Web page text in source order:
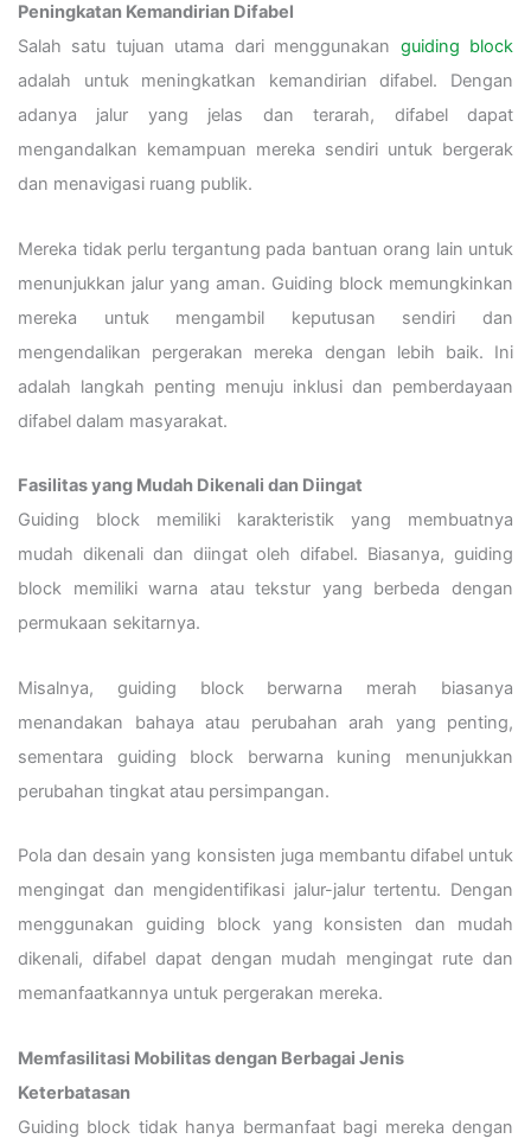
Peningkatan Kemandirian Difabel
Salah satu tujuan utama dari menggunakan guiding block
adalah untuk meningkatkan kemandirian difabel. Dengan
adanya jalur yang jelas dan terarah, difabel dapat
mengandalkan kemampuan mereka sendiri untuk bergerak
dan menavigasi ruang publik.
Mereka tidak perlu tergantung pada bantuan orang lain untuk
menunjukkan jalur yang aman. Guiding block memungkinkan
mereka untuk mengambil keputusan sendiri dan
mengendalikan pergerakan mereka dengan lebih baik. Ini
adalah langkah penting menuju inklusi dan pemberdayaan
difabel dalam masyarakat.
Fasilitas yang Mudah Dikenali dan Diingat
Guiding block memiliki karakteristik yang membuatnya
mudah dikenali dan diingat oleh difabel. Biasanya, guiding
block memiliki warna atau tekstur yang berbeda dengan
permukaan sekitarnya.
Misalnya, guiding block berwarna merah biasanya
menandakan bahaya atau perubahan arah yang penting,
sementara guiding block berwarna kuning menunjukkan
perubahan tingkat atau persimpangan.
Pola dan desain yang konsisten juga membantu difabel untuk
mengingat dan mengidentifikasi jalur-jalur tertentu. Dengan
menggunakan guiding block yang konsisten dan mudah
dikenali, difabel dapat dengan mudah mengingat rute dan
memanfaatkannya untuk pergerakan mereka.
Memfasilitasi Mobilitas dengan Berbagai Jenis
Keterbatasan
Guiding block tidak hanya bermanfaat bagi mereka dengan